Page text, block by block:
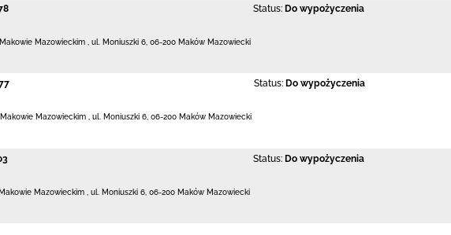
Status: Do wypożyczenia
Mazowieckim ul. Moniuszki 6 06-200 Maków Mazowiecki
Status: Do wypożyczenia
Mazowieckim ul. Moniuszki 6 06-200 Maków Mazowiecki
Status: Do wypożyczenia
Mazowieckim ul. Moniuszki 6 06-200 Maków Mazowiecki